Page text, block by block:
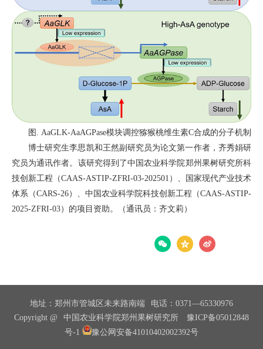
图. AaGLK-AaAGPase模块调控猕猴桃维生素C合成的分子机制
博士研究生李思凯和王然副研究员为论文第一作者，齐秀娟研
究员为通讯作者。该研究得到了中国农业科学院郑州果树研究所科
技创新工程（CAAS-ASTIP-ZFRI-03-202501）、国家现代产业技术
体系（CARS-26）、中国农业科学院科技创新工程（CAAS-ASTIP-
2025-ZFRI-03）的项目资助。（通讯员：齐文莉）
地址：郑州市管城区未来路南端
电话：0371—65330976
Copyright @
中国农业科学院郑州果树研究所
豫ICP备05012848
号-1
豫公网安备41010402002392号